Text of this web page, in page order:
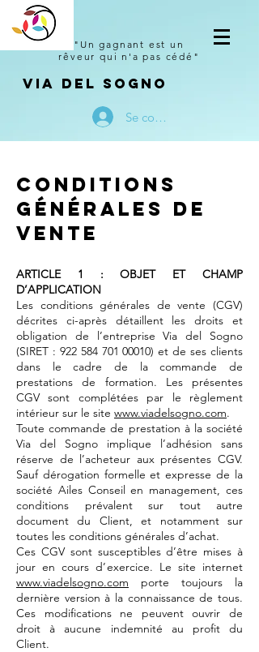
"Un gagnant est un
rêveur qui n'a pas cédé"
VIA DEL SOGNO
Se connecter
Conditions
GÉnÉrales de
vente
ARTICLE 1 : OBJET ET CHAMP
D’APPLICATION
Les conditions générales de vente (CGV)
décrites ci-après détaillent les droits et
obligation de l’entreprise Via del Sogno
(SIRET : 922 584 701 00010) et de ses clients
dans le cadre de la commande de
prestations de formation. Les présentes
CGV sont complétées par le règlement
intérieur sur le site www.viadelsogno.com.
Toute commande de prestation à la société
Via del Sogno implique l’adhésion sans
réserve de l’acheteur aux présentes CGV.
Sauf dérogation formelle et expresse de la
société Ailes Conseil en management, ces
conditions prévalent sur tout autre
document du Client, et notamment sur
toutes les conditions générales d’achat.
Ces CGV sont susceptibles d’être mises à
jour en cours d’exercice. Le site internet
www.viadelsogno.com porte toujours la
dernière version à la connaissance de tous.
Ces modifications ne peuvent ouvrir de
droit à aucune indemnité au profit du
Client.